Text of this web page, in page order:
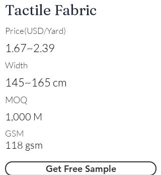
Tactile Fabric
Price(USD/Yard)
1.67~2.39
Width
145~165 cm
MOQ
1,000 M
GSM
118 gsm
Get Free Sample